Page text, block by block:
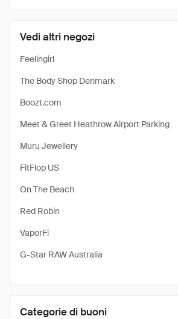
Vedi altri negozi
Feelingirl
The Body Shop Denmark
Boozt.com
Meet & Greet Heathrow Airport Parking
Muru Jewellery
FitFlop US
On The Beach
Red Robin
VaporFi
G-Star RAW Australia
Categorie di buoni